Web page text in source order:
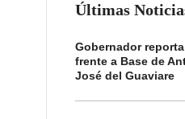
Últimas
Gobernador
frente a Base de
José del Guaviare